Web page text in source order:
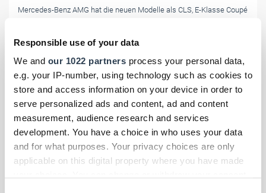
Responsible use of your data
We and our 1022 partners process your personal data,
e.g. your IP-number, using technology such as cookies to
store and access information on your device in order to
serve personalized ads and content, ad and content
measurement, audience research and services
development. You have a choice in who uses your data
and for what purposes. Your privacy choices are only
applicable on this digital property where you have made
Mercedes-Benz AMG hat die neuen Modelle als CLS, E-Klasse Coupé